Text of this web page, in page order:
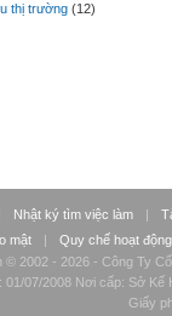
thị trường (12)
Nhật ký tìm việc làm |
mật |
Quy chế hoạt động
© 2002 - 2026 - Công Ty
01/07/2008 Nơi cấp: Sở
Giấy